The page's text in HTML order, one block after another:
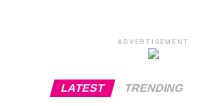
ADVERTISEMENT
LATEST TRENDING